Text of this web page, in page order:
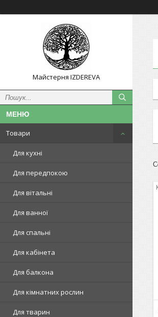
Майстерня IZDEREVA
Товари
Для кухні
Для передпокою
Для вітальні
Для ванної
Для спальні
Для кабінета
Для балкона
Для кімнатних рослин
Для тварин